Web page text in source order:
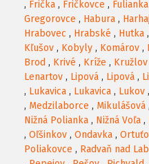
, Frička , Fričkovce , Fulianka
Gregorovce , Habura , Harhaj
Hrabovec , Hrabské , Hutka ,
Kľušov , Kobyly , Komárov ,
Brod , Krivé , Kríže , Kružlov
Lenartov , Lipová , Lipová ,
, Lukavica , Lukavica , Lukov ,
, Medzilaborce , Mikulášová ,
Nižná Polianka , Nižná Voľa ,
, Oľšinkov , Ondavka ,
Poliakovce , Radvaň nad